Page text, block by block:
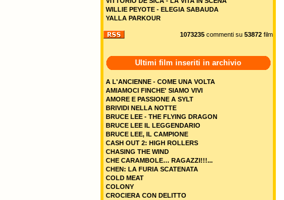
WILLIE PEYOTE - ELEGIA SABAUDA
YALLA PARKOUR
1073235 commenti su 53872 film
Ultimi film inseriti in archivio
A L'ANCIENNE - COME UNA VOLTA
AMIAMOCI FINCHE' SIAMO VIVI
AMORE E PASSIONE A SYLT
BRIVIDI NELLA NOTTE
BRUCE LEE - THE FLYING DRAGON
BRUCE LEE IL LEGGENDARIO
BRUCE LEE, IL CAMPIONE
CASH OUT 2: HIGH ROLLERS
CHASING THE WIND
CHE CARAMBOLE… RAGAZZI!!!...
CHEN: LA FURIA SCATENATA
COLD MEAT
COLONY
CROCIERA CON DELITTO